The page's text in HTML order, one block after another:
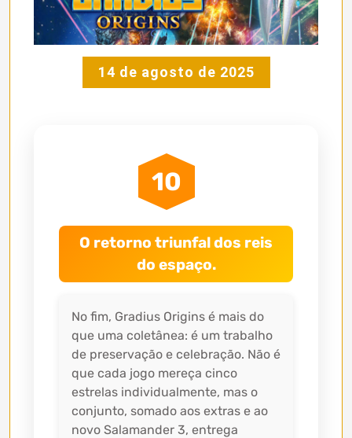
14 de agosto de 2025
10
O retorno triunfal dos reis
do espaço.
No fim, Gradius Origins é mais do
que uma coletânea: é um trabalho
de preservação e celebração. Não é
que cada jogo mereça cinco
estrelas individualmente, mas o
conjunto, somado aos extras e ao
novo Salamander 3, entrega